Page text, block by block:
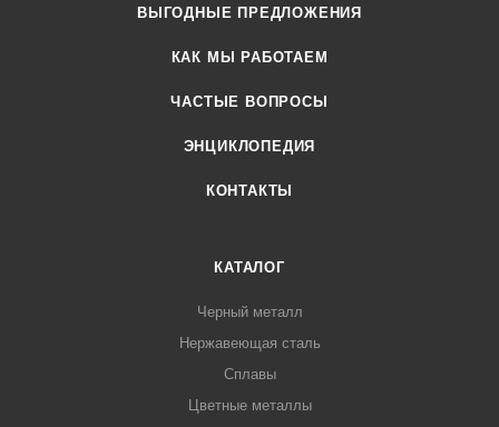
ВЫГОДНЫЕ ПРЕДЛОЖЕНИЯ
КАК МЫ РАБОТАЕМ
ЧАСТЫЕ ВОПРОСЫ
ЭНЦИКЛОПЕДИЯ
КОНТАКТЫ
КАТАЛОГ
Черный металл
Нержавеющая сталь
Сплавы
Цветные металлы